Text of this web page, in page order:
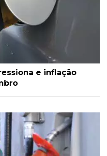
e inflação